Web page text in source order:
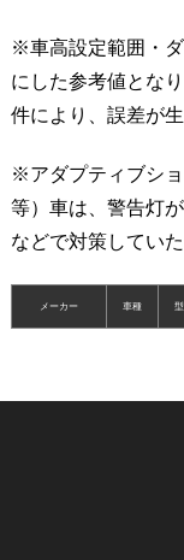
※車高設定範囲・
にした参考値とな
件により、誤差が
※アダプティブシ
等）車は、警告灯
などで対策してい
メーカー 車種